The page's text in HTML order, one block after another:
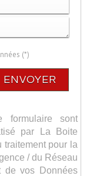
(*)
ENVOYER
formulaire sont
par La Boite
traitement pour la
/ du Réseau
de vos Données